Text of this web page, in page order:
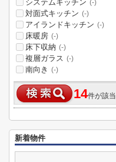
システムキッチン (-)
対面式キッチン (-)
アイランドキッチン (-)
床暖房 (-)
床下収納 (-)
複層ガラス (-)
南向き (-)
14件が該当
新着物件